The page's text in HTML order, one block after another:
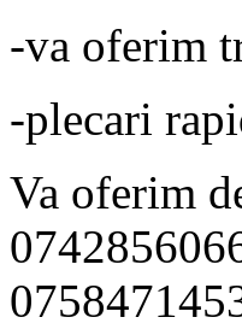
-va oferim
-plecari
Va oferim